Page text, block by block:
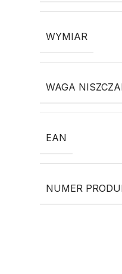
WYMIAR
WAGA
EAN
NUMER